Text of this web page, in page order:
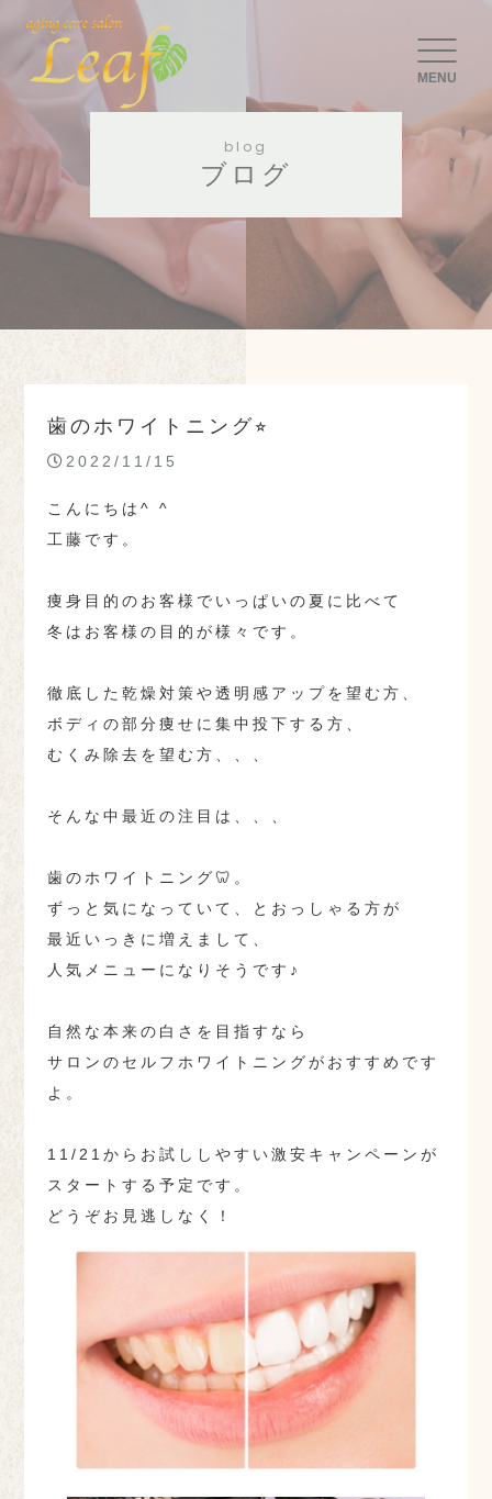
MENU
blog
ブログ
歯のホワイトニング⭐︎
2022/11/15
こんにちは^ ^
工藤です。
痩身目的のお客様でいっぱいの夏に比べて
冬はお客様の目的が様々です。
徹底した乾燥対策や透明感アップを望む方、
ボディの部分痩せに集中投下する方、
むくみ除去を望む方、、、
そんな中最近の注目は、、、
歯のホワイトニング🦷。
ずっと気になっていて、とおっしゃる方が
最近いっきに増えまして、
人気メニューになりそうです♪
自然な本来の白さを目指すなら
サロンのセルフホワイトニングがおすすめです
よ。
11/21からお試ししやすい激安キャンペーンが
スタートする予定です。
どうぞお見逃しなく！